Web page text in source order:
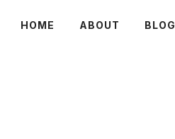
HOME ABOUT BLOG